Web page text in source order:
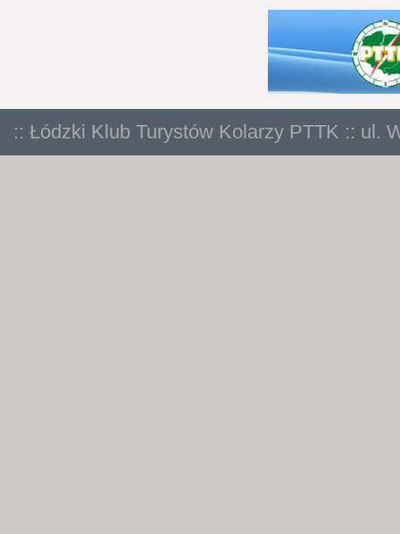
:: Łódzki Klub Turystów Kolarzy PTTK :: ul.